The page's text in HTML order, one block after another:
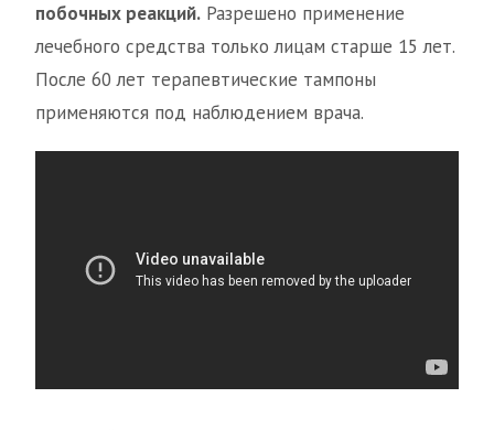
побочных реакций. Разрешено применение
лечебного средства только лицам старше 15 лет.
После 60 лет терапевтические тампоны
применяются под наблюдением врача.